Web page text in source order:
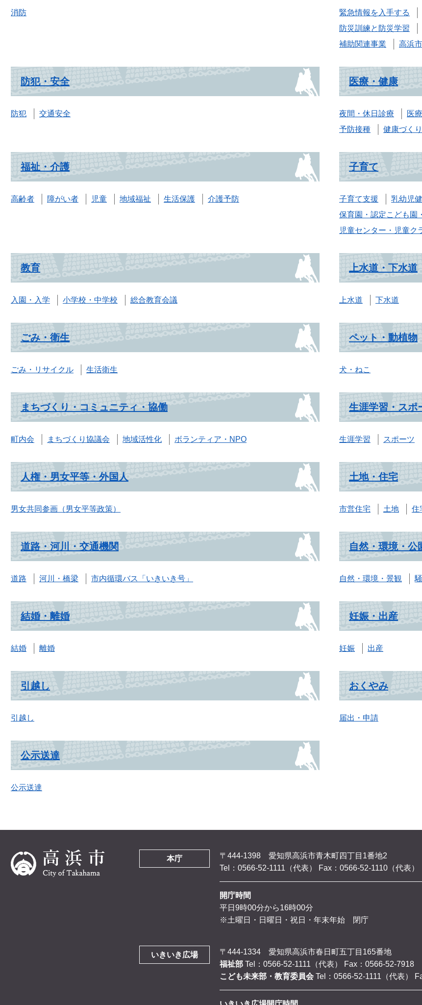
消防 緊急情報を入手する
防災訓練と防災学習
補助関連事業
高浜
防犯・安全
防犯 交通安全
医療・健康
夜間・休日診療 医
予防接種
健康づく
福祉・介護
高齢者 障がい者 児童 地域福祉 生活保護 介護予防
子育て
子育て支援 乳幼児
保育園・認定こども園
児童センター・児童ク
教育
入園・入学 小学校・中学校 総合教育会議
上水道・下水道
上水道 下水道
ごみ・衛生
ごみ・リサイクル 生活衛生
ペット・動植物
犬・ねこ
まちづくり・コミュニティ・協働
町内会 まちづくり協議会 地域活性化 ボランティア・NPO
生涯学習・スポ
生涯学習 スポーツ
人権・男女平等・外国人
男女共同参画（男女平等政策）
土地・住宅
市営住宅 土地 住
道路・河川・交通機関
道路 河川・橋梁 市内循環バス「いきいき号」
自然・環境・公
自然・環境・景観
結婚・離婚
結婚 離婚
妊娠・出産
妊娠 出産
引越し
引越し
おくやみ
届出・申請
公示送達
公示送達
本庁
〒444-1398 愛知県高浜市青木町四丁目1番地2
Tel：0566-52-1111（代表）
Fax：0566-52-1110（代表）
開庁時間
平日9時00分から16時00分
※土曜日・日曜日・祝日・年末年始 閉庁
いきいき広場
〒444-1334 愛知県高浜市春日町五丁目165番地
福祉部 Tel：0566-52-1111（代表）
Fax：0566-52-7918
こども未来部・教育委員会 Tel：0566-52-1111（代表）